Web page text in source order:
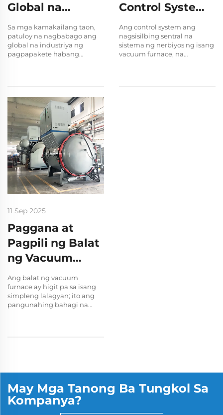
Global na
Pangangailangan
para sa Mga
Tambol na
Industrial na
Buyer ang
Mataas na Lakas
na Solusyon sa
Pagpapakete
Sa mga kamakailang taon,
patuloy na nagbabago ang
global na industriya ng
pagpapakete habang
ang kaligtasan, katatagan, at
kahusayan sa gastos. Isa sa
maraming industrial...
Control System
ng Vacuum
Furnace
Ang control system ang
nagsisilbing sentral na
sistema ng nerbiyos ng isang
vacuum furnace, na
11 Sep 2025
Paggana at
Pagpili ng Balat
ng Vacuum
Furnace
Ang balat ng vacuum
furnace ay higit pa sa isang
simpleng lalagyan; ito ang
pangunahing bahagi na
May Mga Tanong Ba Tungkol Sa
Kompanya?